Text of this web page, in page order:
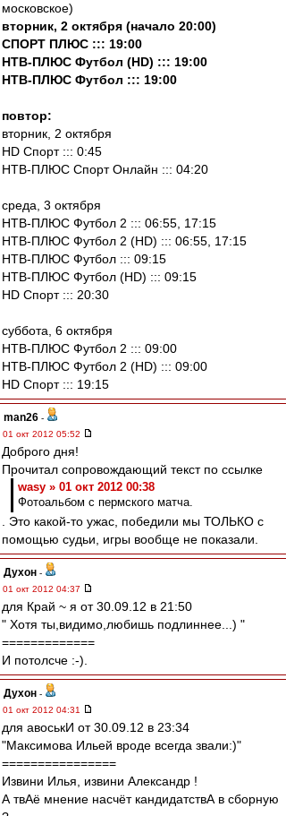
московское)
вторник, 2 октября (начало 20:00)
СПОРТ ПЛЮС ::: 19:00
НТВ-ПЛЮС Футбол (HD) ::: 19:00
НТВ-ПЛЮС Футбол ::: 19:00
повтор:
вторник, 2 октября
HD Спорт ::: 0:45
НТВ-ПЛЮС Спорт Онлайн ::: 04:20
среда, 3 октября
НТВ-ПЛЮС Футбол 2 ::: 06:55, 17:15
НТВ-ПЛЮС Футбол 2 (HD) ::: 06:55, 17:15
НТВ-ПЛЮС Футбол ::: 09:15
НТВ-ПЛЮС Футбол (HD) ::: 09:15
HD Спорт ::: 20:30
суббота, 6 октября
НТВ-ПЛЮС Футбол 2 ::: 09:00
НТВ-ПЛЮС Футбол 2 (HD) ::: 09:00
HD Спорт ::: 19:15
man26 -
01 окт 2012 05:52
Доброго дня!
Прочитал сопровождающий текст по ссылке
wasy » 01 окт 2012 00:38
Фотоальбом с пермского матча.
. Это какой-то ужас, победили мы ТОЛЬКО с
помощью судьи, игры вообще не показали.
Духон -
01 окт 2012 04:37
для Край ~ я от 30.09.12 в 21:50
" Хотя ты,видимо,любишь подлиннее...) "
=============
И потолсче :-).
Духон -
01 окт 2012 04:31
для авоськИ от 30.09.12 в 23:34
"Максимова Ильей вроде всегда звали:)"
================
Извини Илья, извини Александр !
А твАё мнение насчёт кандидатствА в сборную